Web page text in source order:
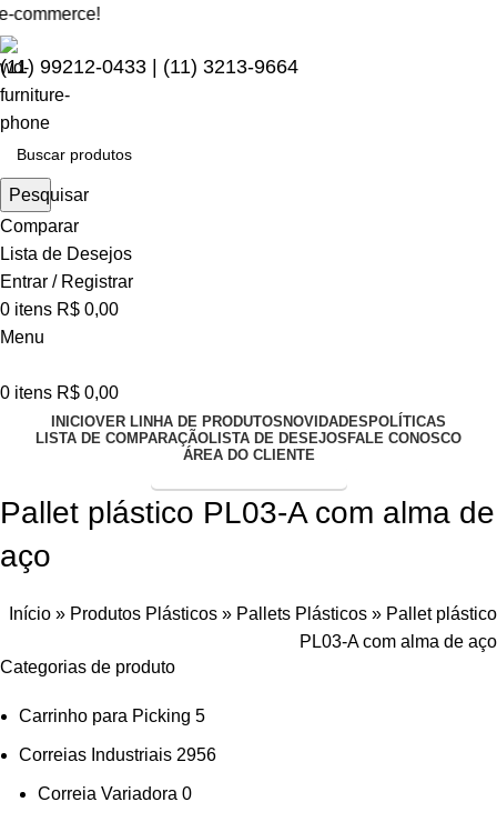
(11) 99212-0433 | (11) 3213-9664
Pesquisar
Comparar
Lista de Desejos
Entrar / Registrar
0 itens R$ 0,00
Menu
0 itens R$ 0,00
INICIOVER LINHA DE PRODUTOS NOVIDADES POLÍTICAS
LISTA DE COMPARAÇÃOLISTA DE DESEJOS FALE CONOSCO
ÁREA DO CLIENTE
Pallet plástico PL03-A com alma de
aço
Início » Produtos Plásticos » Pallets Plásticos » Pallet plástico
PL03-A com alma de aço
Categorias de produto
Carrinho para Picking 5
Correias Industriais 2956
Correia Variadora 0